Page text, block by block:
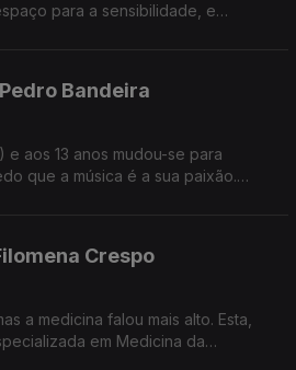
para a sensibilidade, e
Bandeira
e aos 13 anos mudou-se para
que a música é a sua paixão.
Crespo
a medicina falou mais alto. Esta,
em Medicina da